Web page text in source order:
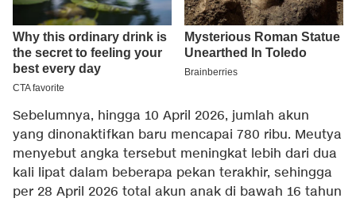
Sebelumnya, hingga 10 April 2026, jumlah akun
yang dinonaktifkan baru mencapai 780 ribu. Meutya
menyebut angka tersebut meningkat lebih dari dua
kali lipat dalam beberapa pekan terakhir, sehingga
per 28 April 2026 total akun anak di bawah 16 tahun